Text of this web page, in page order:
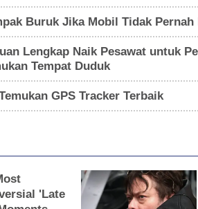
Buruk Jika Mobil Tidak
Lengkap Naik Pesawat untuk
Tempat Duduk
GPS Tracker Terbaik